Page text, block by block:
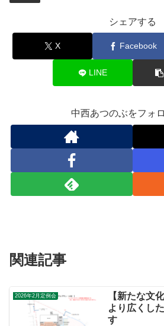
シェアする
X Facebook
LINE
中西あつのぶをフォ
関連記事
2026年2月定例会
【新たな文
より広くし
す